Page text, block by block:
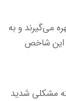
می‌گیرند و به
این شاخص
مشکلی شدید